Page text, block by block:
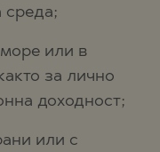
среда;
или в
за лично
доходност;
или с